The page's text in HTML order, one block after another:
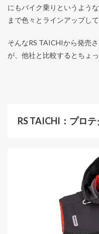
にもバイク乗りというよう
まで色々とラインアップし
そんなRS TAICHIから発売
が、他社と比較するとちょ
RS TAICHI：プロ